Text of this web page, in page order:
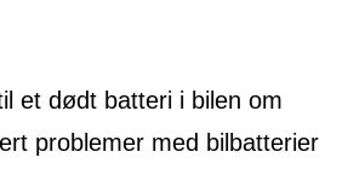
et dødt batteri i bilen om
problemer med bilbatterier